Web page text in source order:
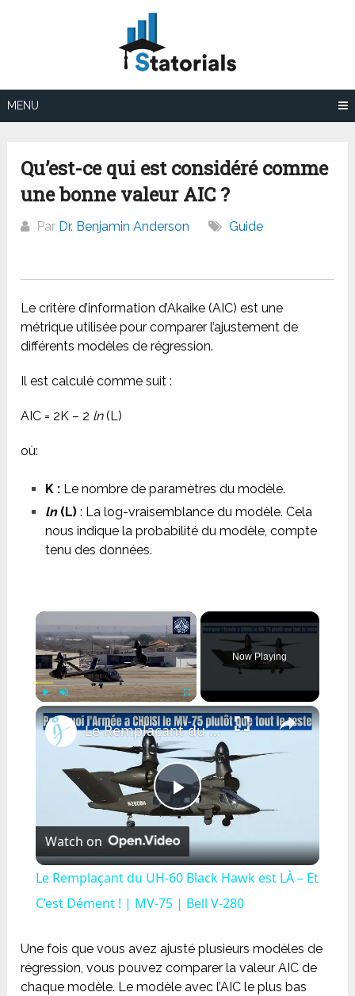
MENU
Qu’est-ce qui est considéré comme
une bonne valeur AIC ?
Par Dr. Benjamin Anderson Guide
Le critère d’information d’Akaike (AIC) est une
métrique utilisée pour comparer l’ajustement de
différents modèles de régression.
Il est calculé comme suit :
AIC = 2K – 2 ln(L)
où:
K :Le nombre de paramètres du modèle.
ln(L): La log-vraisemblance du modèle. Cela
nous indique la probabilité du modèle, compte
tenu des données.
×
Play Unmute Fullscreen
Now Playing
×
Play
Video
Le Remplaçant du UH-60 Black Hawk est LÀ – Et C’est Dément ! | MV-75 | Bell V-280
Watch on
Le Remplaçant du UH-60 Black Hawk est LÀ – Et
C’est Dément ! | MV-75 | Bell V-280
Une fois que vous avez ajusté plusieurs modèles de
régression, vous pouvez comparer la valeur AIC de
chaque modèle. Le modèle avec l’AIC le plus bas